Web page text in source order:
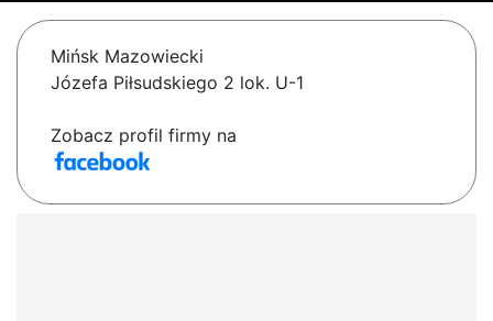
Mińsk Mazowiecki
Józefa Piłsudskiego 2 lok. U-1
Zobacz profil firmy na